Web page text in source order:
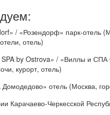
/ «Розендорф» парк-отель
отель)
SPA by Ostrova» / «Виллы и СПА
курорт, отель)
Домодедово» отель (Москва,
Карачаево-Черкесской